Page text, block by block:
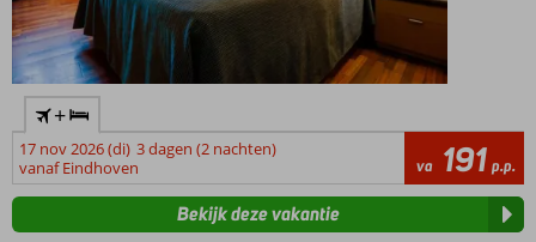
+
17 nov 2026 (di) 3 dagen (2 nachten)
vanaf Eindhoven
va 191 p.p.
Bekijk deze vakantie